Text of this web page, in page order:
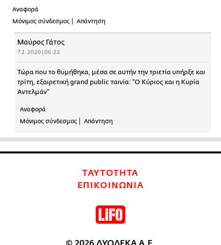
Αναφορά
Μόνιμος σύνδεσμος
Απάντηση
Μαύρος Γάτος
7.1.2020 | 06:22
Τώρα που το θυμήθηκα, μέσα σε αυτήν την τριετία υπήρξε και
τρίτη, εξαιρετική grand public ταινία: "Ο Κύριος και η Κυρία
Αντελμάν"
Αναφορά
Μόνιμος σύνδεσμος
Απάντηση
ΤΑΥΤΟΤΗΤΑ
ΕΠΙΚΟΙΝΩΝΙΑ